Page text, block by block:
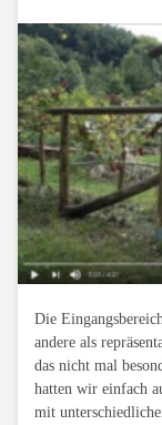
Die
andere als
das nicht mal
hatten wir einfach
mit